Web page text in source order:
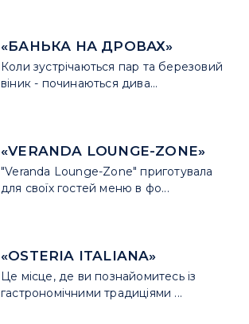
«БАНЬКА НА ДРОВАХ»
Коли зустрічаються пар та березовий
віник - починаються дива...
«VERANDA LOUNGE-ZONE»
"Veranda Lounge-Zone" приготувала
для своїх гостей меню в фо...
«OSTERIA ITALIANA»
Це місце, де ви познайомитесь із
гастрономічними традиціями ...